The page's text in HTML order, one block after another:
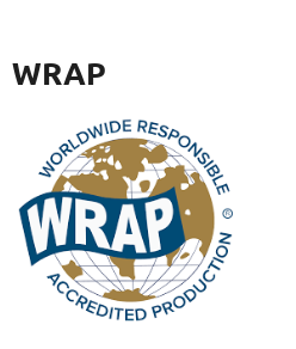
WRAP